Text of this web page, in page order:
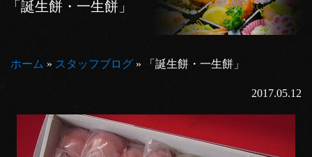
「誕生餅・一生餅」
ホーム » スタッフブログ » 「誕生餅・一生餅」
2017.05.12